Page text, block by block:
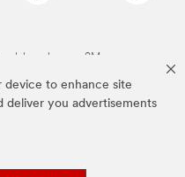
device to enhance site
deliver you advertisements
van 3M.we